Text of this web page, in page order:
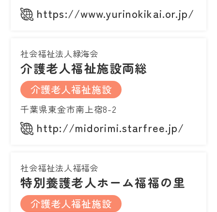
https://www.yurinokikai.or.jp/
社会福祉法人緑海会
介護老人福祉施設両総
介護老人福祉施設
千葉県東金市南上宿8-2
http://midorimi.starfree.jp/
社会福祉法人福福会
特別養護老人ホーム福福の里
介護老人福祉施設